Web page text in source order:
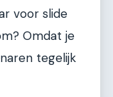
voor slide
Omdat je
tegelijk